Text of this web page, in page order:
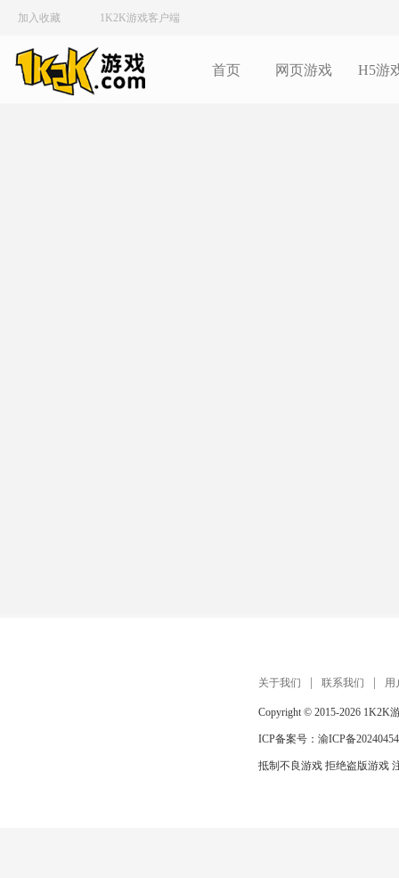
加入收藏 1K2K游戏客户端
首页 网页游戏 H5游
关于我们 联系我们 用
Copyright © 2015-2026 1K2K
ICP备案号： 渝ICP备
抵制不良游戏 拒绝盗版游戏